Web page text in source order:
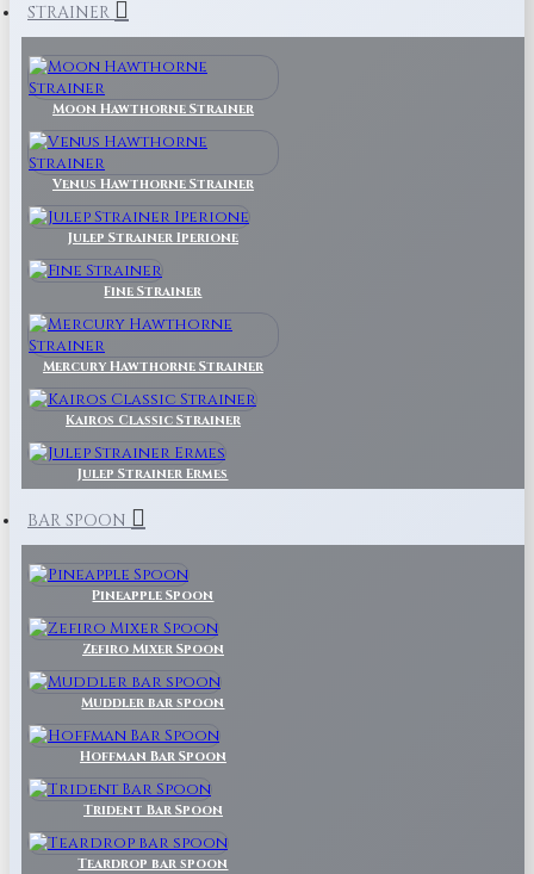
STRAINER
Moon Hawthorne Strainer
Venus Hawthorne Strainer
Julep Strainer Iperione
Fine Strainer
Mercury Hawthorne Strainer
Kairos Classic Strainer
Julep Strainer Ermes
BAR SPOON
Pineapple Spoon
Zefiro Mixer Spoon
Muddler bar spoon
Hoffman Bar Spoon
Trident Bar Spoon
Teardrop bar spoon